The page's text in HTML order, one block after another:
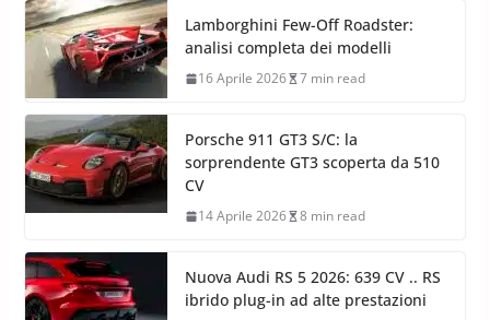
Lamborghini Few-Off Roadster:
analisi completa dei modelli
16 Aprile 2026 7 min read
Porsche 911 GT3 S/C: la
sorprendente GT3 scoperta da 510
CV
14 Aprile 2026 8 min read
Nuova Audi RS 5 2026: 639 CV .. RS
ibrido plug-in ad alte prestazioni